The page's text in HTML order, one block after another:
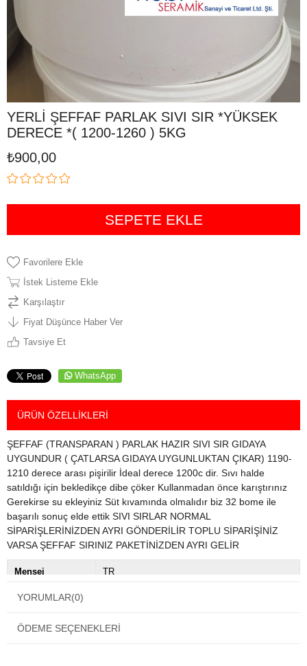
YERLİ ŞEFFAF PARLAK SIVI SIR *YÜKSEK
DERECE *( 1200-1260 ) 5KG
₺900,00
Favorilere Ekle
İstek Listeme Ekle
Karşılaştır
Fiyat Düşünce Haber Ver
Tavsiye Et
WhatsApp
ÜRÜN ÖZELLIKLERI
ŞEFFAF (TRANSPARAN ) PARLAK HAZIR SIVI SIR GIDAYA
UYGUNDUR ( ÇATLARSA GIDAYA UYGUNLUKTAN ÇIKAR) 1190-
1210 derece arası pişirilir İdeal derece 1200c dir. Sıvı halde
satıldığı için bekledikçe dibe çöker Kullanmadan önce karıştırınız
Gerekirse su ekleyiniz Süt kıvamında olmalıdır biz 32 bome ile
başarılı sonuç elde ettik SIVI SIRLAR NORMAL
SİPARİŞLERİNİZDEN AYRI GÖNDERİLİR TOPLU SİPARİŞİNİZ
VARSA ŞEFFAF SIRINIZ PAKETİNİZDEN AYRI GELİR
Menşei TR
Renk
YORUMLAR(0)
ÖDEME SEÇENEKLERI